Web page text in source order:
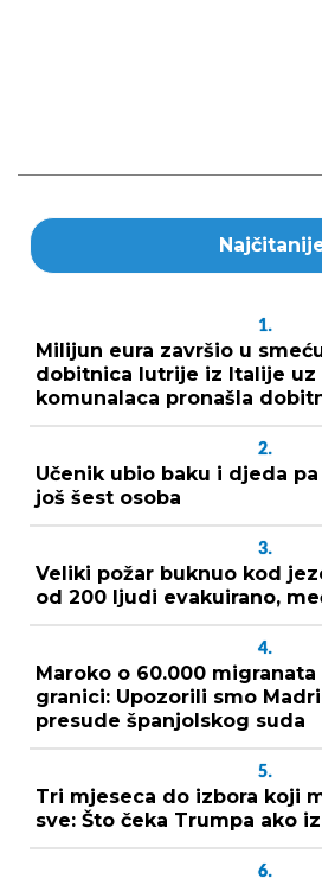
1.
Milijun eura završio u
dobitnica lutrije iz Italije uz
komunalaca pronašla
2.
Učenik ubio baku i djeda
još šest osoba
3.
Veliki požar buknuo kod
od 200 ljudi evakuirano,
4.
Maroko o 60.000
granici: Upozorili smo
presude španjolskog suda
5.
Tri mjeseca do izbora koji
sve: Što čeka Trumpa ako
6.